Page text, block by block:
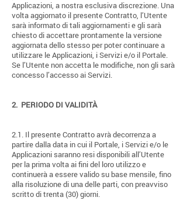
Applicazioni, a nostra esclusiva discrezione. Una
volta aggiornato il presente Contratto, l’Utente
sarà informato di tali aggiornamenti e gli sarà
chiesto di accettare prontamente la versione
aggiornata dello stesso per poter continuare a
utilizzare le Applicazioni, i Servizi e/o il Portale.
Se l’Utente non accetta le modifiche, non gli sarà
concesso l’accesso ai Servizi.
2. PERIODO DI VALIDITÀ
2.1. Il presente Contratto avrà decorrenza a
partire dalla data in cui il Portale, i Servizi e/o le
Applicazioni saranno resi disponibili all’Utente
per la prima volta ai fini del loro utilizzo e
continuerà a essere valido su base mensile, fino
alla risoluzione di una delle parti, con preavviso
scritto di trenta (30) giorni.